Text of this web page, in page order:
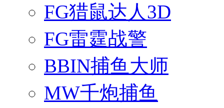
FG猎鼠达人3D
FG雷霆战警
BBIN捕鱼大师
MW千炮捕鱼